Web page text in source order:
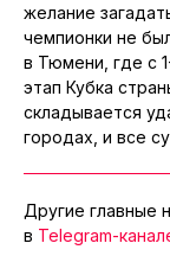
желание
чемпионки не
в Тюмени, где с
этап Кубка
складывается
городах, и все
Другие главные
в Telegram-